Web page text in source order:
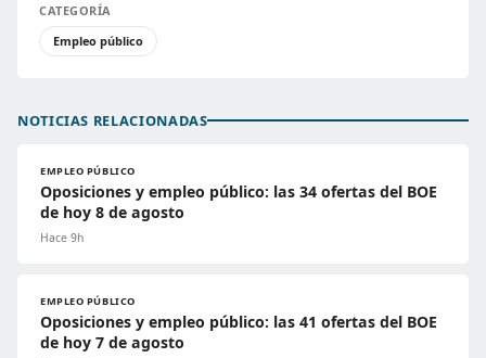
CATEGORÍA
Empleo público
NOTICIAS RELACIONADAS
EMPLEO PÚBLICO
Oposiciones y empleo público: las 34 ofertas del BOE
de hoy 8 de agosto
Hace 9h
EMPLEO PÚBLICO
Oposiciones y empleo público: las 41 ofertas del BOE
de hoy 7 de agosto